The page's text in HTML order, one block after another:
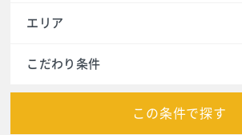
エリア
こだわり条件
この条件で探す